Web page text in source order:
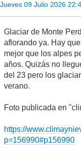
Jueves 09 Julio 2026
Glaciar de Monte
aflorando ya. Hay
mejor que los alpes
años. Quizás no
del 23 pero los
verano.
Foto publicada en
https://
p=156990#p156990